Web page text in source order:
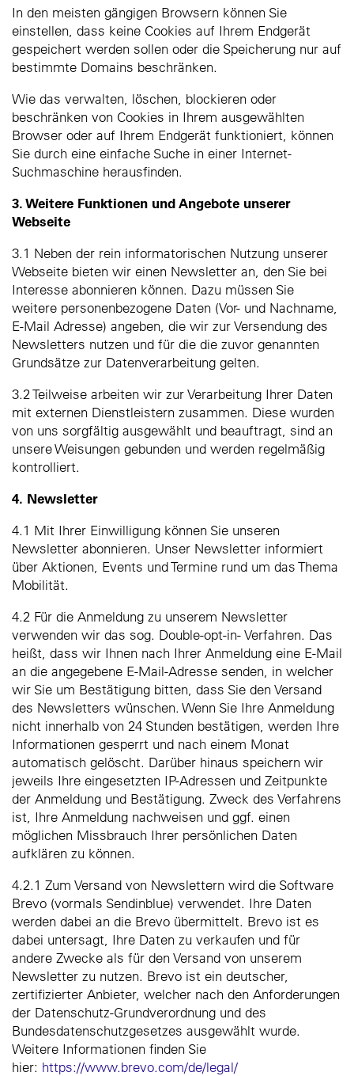
In den meisten gängigen Browsern können Sie
einstellen, dass keine Cookies auf Ihrem Endgerät
gespeichert werden sollen oder die Speicherung nur auf
bestimmte Domains beschränken.
Wie das verwalten, löschen, blockieren oder
beschränken von Cookies in Ihrem ausgewählten
Browser oder auf Ihrem Endgerät funktioniert, können
Sie durch eine einfache Suche in einer Internet-
Suchmaschine herausfinden.
3. Weitere Funktionen und Angebote unserer
Webseite
3.1 Neben der rein informatorischen Nutzung unserer
Webseite bieten wir einen Newsletter an, den Sie bei
Interesse abonnieren können. Dazu müssen Sie
weitere personenbezogene Daten (Vor- und Nachname,
E-Mail Adresse) angeben, die wir zur Versendung des
Newsletters nutzen und für die die zuvor genannten
Grundsätze zur Datenverarbeitung gelten.
3.2 Teilweise arbeiten wir zur Verarbeitung Ihrer Daten
mit externen Dienstleistern zusammen. Diese wurden
von uns sorgfältig ausgewählt und beauftragt, sind an
unsere Weisungen gebunden und werden regelmäßig
kontrolliert.
4. Newsletter
4.1 Mit Ihrer Einwilligung können Sie unseren
Newsletter abonnieren. Unser Newsletter informiert
über Aktionen, Events und Termine rund um das Thema
Mobilität.
4.2 Für die Anmeldung zu unserem Newsletter
verwenden wir das sog. Double-opt-in- Verfahren. Das
heißt, dass wir Ihnen nach Ihrer Anmeldung eine E-Mail
an die angegebene E-Mail-Adresse senden, in welcher
wir Sie um Bestätigung bitten, dass Sie den Versand
des Newsletters wünschen. Wenn Sie Ihre Anmeldung
nicht innerhalb von 24 Stunden bestätigen, werden Ihre
Informationen gesperrt und nach einem Monat
automatisch gelöscht. Darüber hinaus speichern wir
jeweils Ihre eingesetzten IP-Adressen und Zeitpunkte
der Anmeldung und Bestätigung. Zweck des Verfahrens
ist, Ihre Anmeldung nachweisen und ggf. einen
möglichen Missbrauch Ihrer persönlichen Daten
aufklären zu können.
4.2.1 Zum Versand von Newslettern wird die Software
Brevo (vormals Sendinblue) verwendet. Ihre Daten
werden dabei an die Brevo übermittelt. Brevo ist es
dabei untersagt, Ihre Daten zu verkaufen und für
andere Zwecke als für den Versand von unserem
Newsletter zu nutzen. Brevo ist ein deutscher,
zertifizierter Anbieter, welcher nach den Anforderungen
der Datenschutz-Grundverordnung und des
Bundesdatenschutzgesetzes ausgewählt wurde.
Weitere Informationen finden Sie
hier: https://www.brevo.com/de/legal/